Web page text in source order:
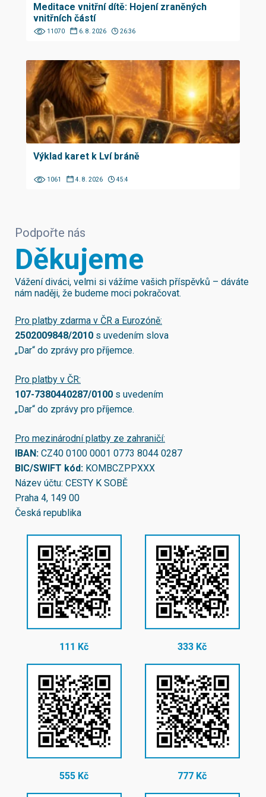
Meditace vnitřní dítě: Hojení zraněných
vnitřních částí
11070 6. 8. 2026 26:36
Výklad karet k Lví bráně
1061 4. 8. 2026 45:4
Podpořte nás
Děkujeme
Vážení diváci, velmi si vážíme vašich příspěvků – dáváte
nám naději, že budeme moci pokračovat.
Pro platby zdarma v ČR a Eurozóně:
2502009848/2010 s uvedením slova
„Dar“ do zprávy pro příjemce.
Pro platby v ČR:
107-7380440287/0100 s uvedením
„Dar“ do zprávy pro příjemce.
Pro mezinárodní platby ze zahraničí:
IBAN: CZ40 0100 0001 0773 8044 0287
BIC/SWIFT kód: KOMBCZPPXXX
Název účtu: CESTY K SOBĚ
Praha 4, 149 00
Česká republika
111 Kč 333 Kč
555 Kč 777 Kč